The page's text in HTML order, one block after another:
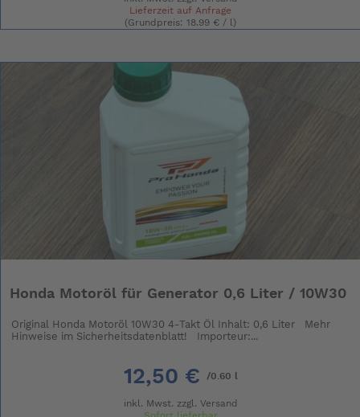
Lieferzeit auf Anfrage
(Grundpreis: 18.99 € / l)
Honda Motoröl für Generator 0,6 Liter / 10W30
Original Honda Motoröl 10W30 4-Takt Öl Inhalt: 0,6 Liter Mehr
Hinweise im Sicherheitsdatenblatt! Importeur:...
12,50 € /0.60 l
inkl. Mwst. zzgl. Versand